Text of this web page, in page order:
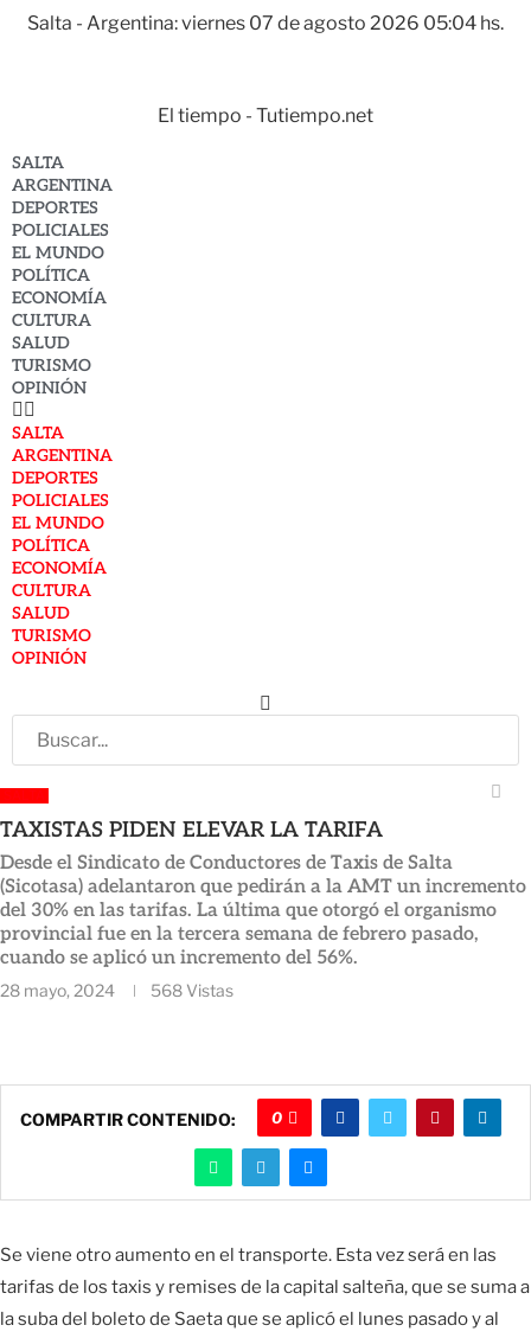
Salta - Argentina: viernes 07 de agosto 2026 05:04 hs.
El tiempo - Tutiempo.net
SALTA
ARGENTINA
DEPORTES
POLICIALES
EL MUNDO
POLÍTICA
ECONOMÍA
CULTURA
SALUD
TURISMO
OPINIÓN
SALTA
ARGENTINA
DEPORTES
POLICIALES
EL MUNDO
POLÍTICA
ECONOMÍA
CULTURA
SALUD
TURISMO
OPINIÓN
TAXISTAS PIDEN ELEVAR LA TARIFA
Desde el Sindicato de Conductores de Taxis de Salta
(Sicotasa) adelantaron que pedirán a la AMT un incremento
del 30% en las tarifas. La última que otorgó el organismo
provincial fue en la tercera semana de febrero pasado,
cuando se aplicó un incremento del 56%.
28 mayo, 2024 568 Vistas
COMPARTIR CONTENIDO: 0
Se viene otro aumento en el transporte. Esta vez será en las
tarifas de los taxis y remises de la capital salteña, que se suma a
la suba del boleto de Saeta que se aplicó el lunes pasado y al